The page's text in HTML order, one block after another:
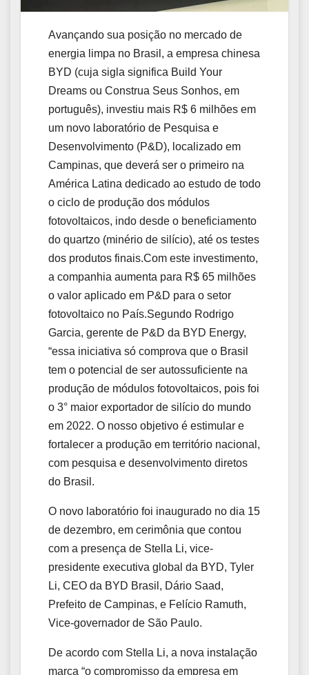
Avançando sua posição no mercado de
energia limpa no Brasil, a empresa chinesa
BYD (cuja sigla significa Build Your
Dreams ou Construa Seus Sonhos, em
português), investiu mais R$ 6 milhões em
um novo laboratório de Pesquisa e
Desenvolvimento (P&D), localizado em
Campinas, que deverá ser o primeiro na
América Latina dedicado ao estudo de todo
o ciclo de produção dos módulos
fotovoltaicos, indo desde o beneficiamento
do quartzo (minério de silício), até os testes
dos produtos finais.Com este investimento,
a companhia aumenta para R$ 65 milhões
o valor aplicado em P&D para o setor
fotovoltaico no País.Segundo Rodrigo
Garcia, gerente de P&D da BYD Energy,
“essa iniciativa só comprova que o Brasil
tem o potencial de ser autossuficiente na
produção de módulos fotovoltaicos, pois foi
o 3° maior exportador de silício do mundo
em 2022. O nosso objetivo é estimular e
fortalecer a produção em território nacional,
com pesquisa e desenvolvimento diretos
do Brasil.
O novo laboratório foi inaugurado no dia 15
de dezembro, em cerimônia que contou
com a presença de Stella Li, vice-
presidente executiva global da BYD, Tyler
Li, CEO da BYD Brasil, Dário Saad,
Prefeito de Campinas, e Felício Ramuth,
Vice-governador de São Paulo.
De acordo com Stella Li, a nova instalação
marca “o compromisso da empresa em